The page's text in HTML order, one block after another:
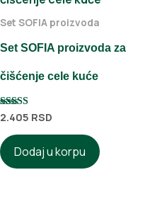
Set SOFIA proizvoda
Set SOFIA proizvoda za
čišćenje cele kuće
Ocenjeno sa
5.00
od 5
2.405 RSD
Dodaj u korpu